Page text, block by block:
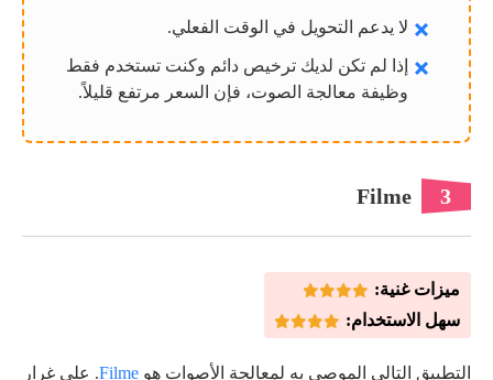
لا يدعم التحويل في الوقت الفعلي.
إذا لم تكن لديك ترخيص دائم وكنت تستخدم فقط
وظيفة معالجة الصوت، فإن السعر مرتفع قليلاً.
3
Filme
ميزات غنية:
سهل الاستخدام:
التطبيق التالي الموصى به لمعالجة الأصوات هو Filme. على غرار